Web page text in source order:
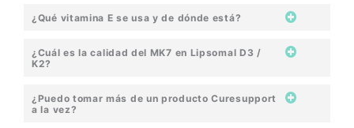
¿Qué vitamina E se usa y de dónde está?
¿Cuál es la calidad del MK7 en Lipsomal D3 /
K2?
¿Puedo tomar más de un producto Curesupport
a la vez?